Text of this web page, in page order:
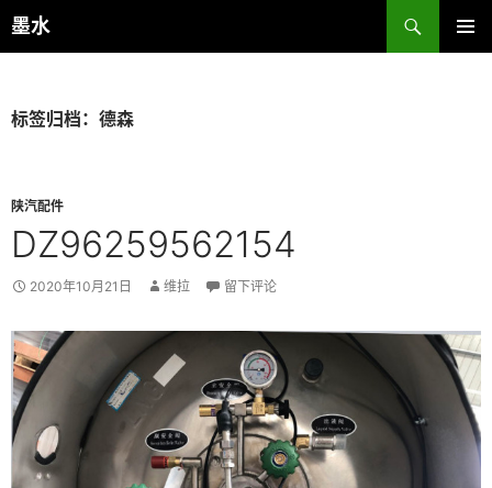
跳
至
墨水
搜
索
标签归档：德森
陕汽配件
DZ96259562154
2020年10月21日 维拉 留下评论